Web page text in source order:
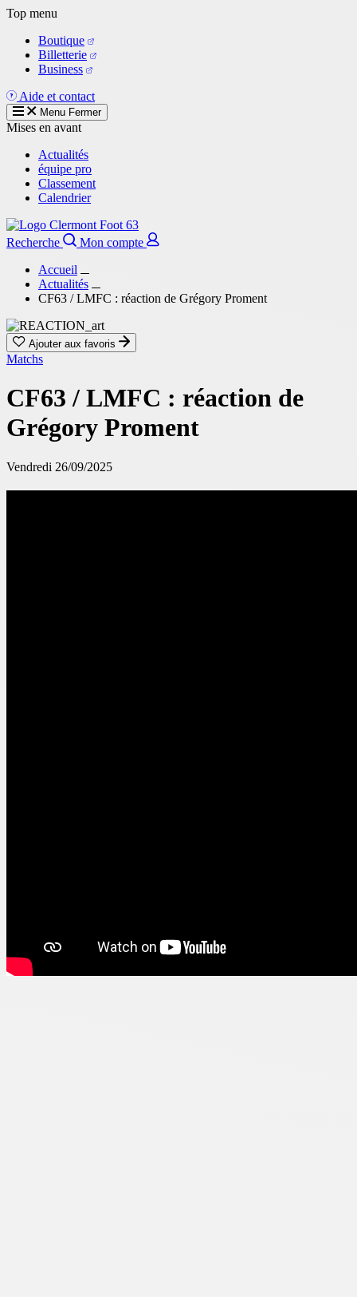
Aller
contenu
principal
Top menu
Boutique
Billetterie
Business
Aide et contact
Menu Fermer
Mises en avant
Actualités
équipe pro
Classement
Calendrier
Recherche
Mon compte
Accueil
Actualités
CF63 / LMFC : réaction de Grégory Proment
Ajouter aux favoris
Matchs
CF63 / LMFC : réaction de
Grégory Proment
Vendredi 26/09/2025